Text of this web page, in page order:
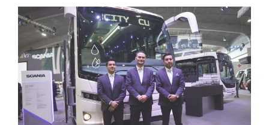
Valle
Dorado
se
renueva
con
Mercedes-
Benz
Autobuses